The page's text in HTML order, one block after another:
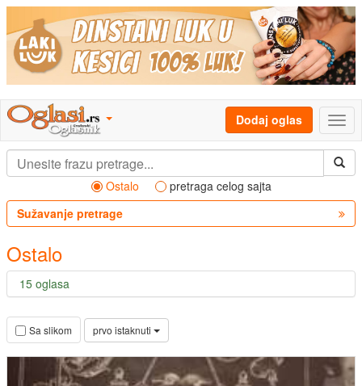
Dodaj oglas
Ostalo
pretraga celog sajta
Sužavanje pretrage
Ostalo
15 oglasa
Sa slikom prvo istaknuti